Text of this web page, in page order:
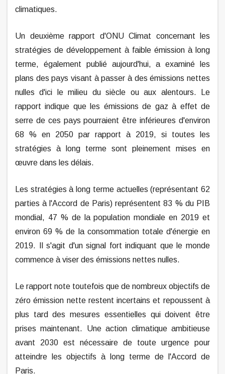
climatiques.
Un deuxième rapport d'ONU Climat concernant les
stratégies de développement à faible émission à long
terme, également publié aujourd'hui, a examiné les
plans des pays visant à passer à des émissions nettes
nulles d'ici le milieu du siècle ou aux alentours. Le
rapport indique que les émissions de gaz à effet de
serre de ces pays pourraient être inférieures d'environ
68 % en 2050 par rapport à 2019, si toutes les
stratégies à long terme sont pleinement mises en
œuvre dans les délais.
Les stratégies à long terme actuelles (représentant 62
parties à l'Accord de Paris) représentent 83 % du PIB
mondial, 47 % de la population mondiale en 2019 et
environ 69 % de la consommation totale d'énergie en
2019. Il s'agit d'un signal fort indiquant que le monde
commence à viser des émissions nettes nulles.
Le rapport note toutefois que de nombreux objectifs de
zéro émission nette restent incertains et repoussent à
plus tard des mesures essentielles qui doivent être
prises maintenant. Une action climatique ambitieuse
avant 2030 est nécessaire de toute urgence pour
atteindre les objectifs à long terme de l'Accord de
Paris.